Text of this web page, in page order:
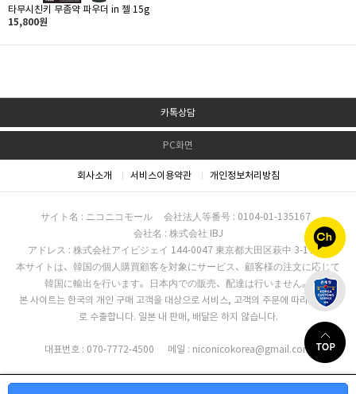
타무시친키 무좀약 파우더 in 젤 15g
15,800원
카톡상담
PC화면
회사소개 서비스이용약관 개인정보처리방침
サイト名 : ニコニコモール
会社法人等番号 : 0104-01-135167
会社名 : 株式会社 IBJ
アドレス : 株式会社アイビジェイ 144-0047 東京都大田区萩中 3-17-16
本サイトは、韓国の個人購買顧客を対象にサービス、顧客様の注文に応じて
韓国に輸出を行います。日本内での販売、配達は行いません。
본 사이트는 한국의 개인 구매 고객을 대상으로 서비스, 고객의 주문에 따라 한국으
로 수출합니다. 일본 내 판매, 배달은 하지 않습니다.
대표번호 : 070-7772-4500 메일 : niconicokorea@gmail.com